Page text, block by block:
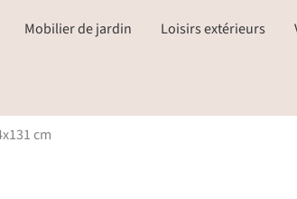
Mobilier de jardin Loisirs extérieurs
cm